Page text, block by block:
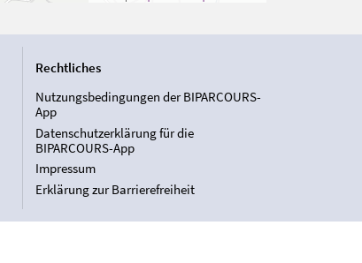
Rechtliches
Nutzungsbedingungen der BIPARCOURS-
App
Datenschutzerklärung für die
BIPARCOURS-App
Impressum
Erklärung zur Barrierefreiheit